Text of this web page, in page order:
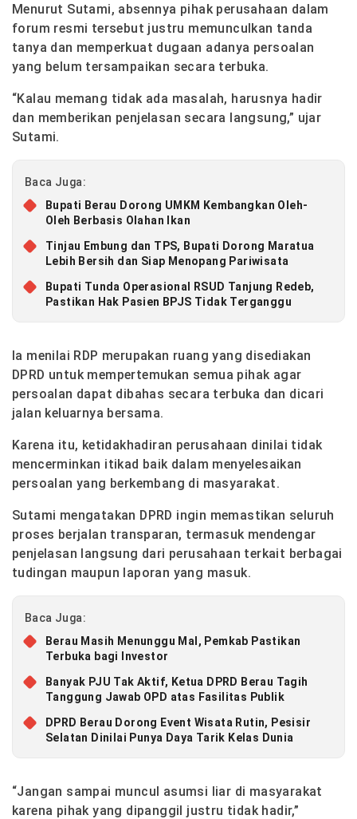
Menurut Sutami, absennya pihak perusahaan dalam
forum resmi tersebut justru memunculkan tanda
tanya dan memperkuat dugaan adanya persoalan
yang belum tersampaikan secara terbuka.
“Kalau memang tidak ada masalah, harusnya hadir
dan memberikan penjelasan secara langsung,” ujar
Sutami.
Baca Juga:
Bupati Berau Dorong UMKM Kembangkan Oleh-
Oleh Berbasis Olahan Ikan
Tinjau Embung dan TPS, Bupati Dorong Maratua
Lebih Bersih dan Siap Menopang Pariwisata
Bupati Tunda Operasional RSUD Tanjung Redeb,
Pastikan Hak Pasien BPJS Tidak Terganggu
Ia menilai RDP merupakan ruang yang disediakan
DPRD untuk mempertemukan semua pihak agar
persoalan dapat dibahas secara terbuka dan dicari
jalan keluarnya bersama.
Karena itu, ketidakhadiran perusahaan dinilai tidak
mencerminkan itikad baik dalam menyelesaikan
persoalan yang berkembang di masyarakat.
Sutami mengatakan DPRD ingin memastikan seluruh
proses berjalan transparan, termasuk mendengar
penjelasan langsung dari perusahaan terkait berbagai
tudingan maupun laporan yang masuk.
Baca Juga:
Berau Masih Menunggu Mal, Pemkab Pastikan
Terbuka bagi Investor
Banyak PJU Tak Aktif, Ketua DPRD Berau Tagih
Tanggung Jawab OPD atas Fasilitas Publik
DPRD Berau Dorong Event Wisata Rutin, Pesisir
Selatan Dinilai Punya Daya Tarik Kelas Dunia
“Jangan sampai muncul asumsi liar di masyarakat
karena pihak yang dipanggil justru tidak hadir,”